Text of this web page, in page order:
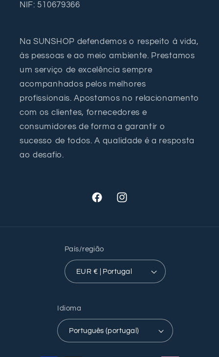
NIF: 510679366
Na SUNSHOP defendemos o respeito à vida,
às pessoas e ao meio ambiente. Prestamos
um serviço de excelência sempre
acompanhados pelos melhores
profissionais. Apostamos no relacionamento
com os clientes, fornecedores e
consumidores de forma a garantir o
sucesso de todos. A qualidade é a resposta
ao desafio.
FacebookInstagram
País/região
EUR € | Portugal
Idioma
Português (portugal)